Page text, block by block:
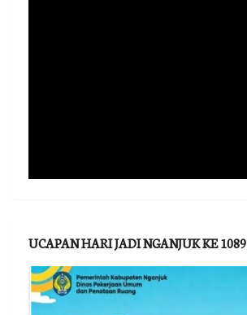
UCAPAN HARI JADI NGANJUK KE 1089